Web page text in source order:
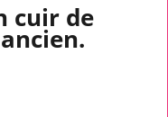
cuir de